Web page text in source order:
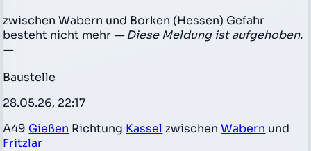
zwischen Wabern und Borken (Hessen) Gefahr
besteht nicht mehr — Diese Meldung ist aufgehoben.
—
Baustelle
28.05.26, 22:17
A49 Gießen Richtung Kassel zwischenWabern und
Fritzlar